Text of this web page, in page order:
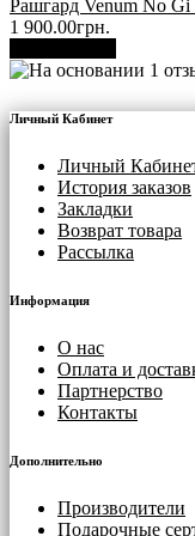
Рашгард Venum No
1 900.00грн.
Личный Кабинет
Личный
История заказов
Закладки
Возврат товара
Рассылка
Информация
О нас
Оплата и
Партнерство
Контакты
Дополнительно
Производители
Подарочные